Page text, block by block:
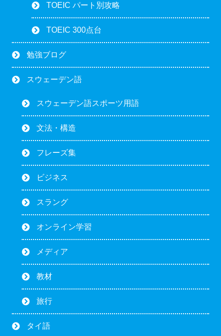
TOEIC パート別攻略
TOEIC 300点台
勉強ブログ
スウェーデン語
スウェーデン語スポーツ用語
文法・構造
フレーズ集
ビジネス
スラング
オンライン学習
メディア
教材
旅行
タイ語